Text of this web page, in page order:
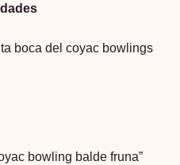
boca del coyac bowlings
bowling balde fruna”